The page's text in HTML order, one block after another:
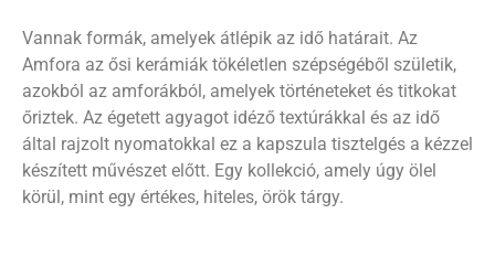
Vannak formák, amelyek átlépik az idő határait. Az
Amfora az ősi kerámiák tökéletlen szépségéből születik,
azokból az amforákból, amelyek történeteket és titkokat
őriztek. Az égetett agyagot idéző ​​textúrákkal és az idő
által rajzolt nyomatokkal ez a kapszula tisztelgés a kézzel
készített művészet előtt. Egy kollekció, amely úgy ölel
körül, mint egy értékes, hiteles, örök tárgy.